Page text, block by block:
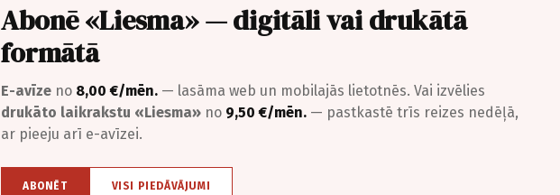
Abonē «Liesma» — digitāli vai drukātā
formātā
E-avīze no 8,00 €/mēn. — lasāma web un mobilajās lietotnēs. Vai izvēlies
drukāto laikrakstu «Liesma» no 9,50 €/mēn. — pastkastē trīs reizes nedēļā,
ar pieeju arī e-avīzei.
ABONĒT VISI PIEDĀVĀJUMI